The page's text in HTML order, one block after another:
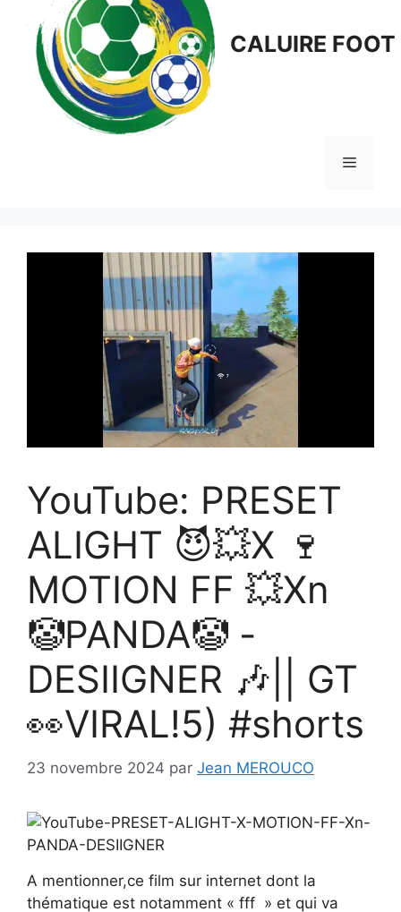
CALUIRE FOOT
Menu
YouTube: PRESET
ALIGHT 😈💥X 🍷
MOTION FF 💥Xn
🤡PANDA🤡 -
DESIIGNER 🎶|| GT
👀VIRAL!5) #shorts
23 novembre 2024 par Jean MEROUCO
A mentionner,ce film sur internet dont la
thématique est notamment « fff » et qui va